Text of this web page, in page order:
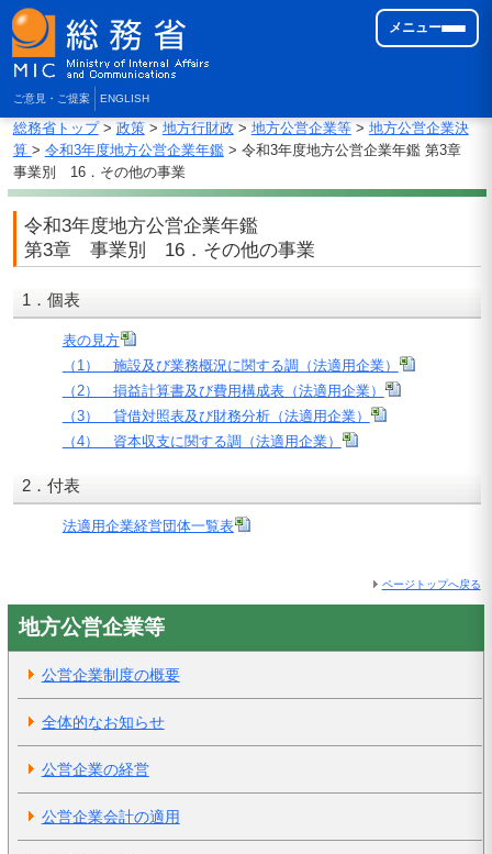
ご意見・ご提案 ENGLISH
メニュー
総務省トップ> 政策> 地方行財政 > 地方公営企業等> 地方公営企業決
算 > 令和3年度地方公営企業年鑑> 令和3年度地方公営企業年鑑 第3章
事業別 16．その他の事業
令和3年度地方公営企業年鑑
第3章 事業別 16．その他の事業
1．個表
表の見方
（1） 施設及び業務概況に関する調（法適用企業）
（2） 損益計算書及び費用構成表（法適用企業）
（3） 貸借対照表及び財務分析（法適用企業）
（4） 資本収支に関する調（法適用企業）
2．付表
法適用企業経営団体一覧表
ページトップへ戻る
地方公営企業等
公営企業制度の概要
全体的なお知らせ
公営企業の経営
公営企業会計の適用